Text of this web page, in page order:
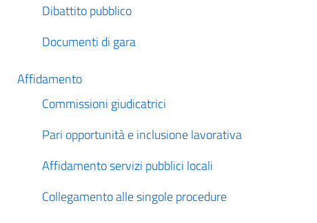
Dibattito pubblico
Documenti di gara
Affidamento
Commissioni giudicatrici
Pari opportunità e inclusione lavorativa
Affidamento servizi pubblici locali
Collegamento alle singole procedure